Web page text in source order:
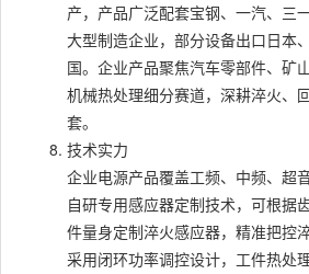
产，产品广泛配套宝钢、一汽、三
大型制造企业，部分设备出口日本
国。企业产品聚焦汽车零部件、矿
机械热处理细分赛道，深耕淬火、
套。
技术实力
企业电源产品覆盖工频、中频、超
自研专用感应器定制技术，可根据
件量身定制淬火感应器，精准把控
采用闭环功率调控设计，工件热处